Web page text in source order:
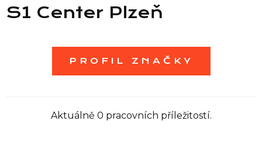
S1 Center Plzeň
PROFIL ZNAČKY
Aktuálně 0 pracovních příležitostí.